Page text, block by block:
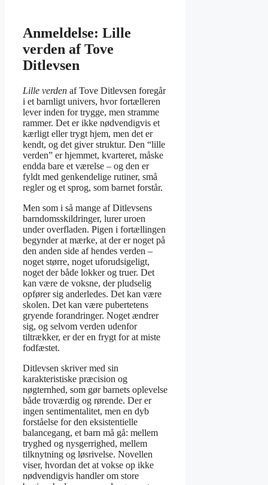
Anmeldelse: Lille
verden af Tove
Ditlevsen
Lille verden af Tove Ditlevsen foregår
i et barnligt univers, hvor fortælleren
lever inden for trygge, men stramme
rammer. Det er ikke nødvendigvis et
kærligt eller trygt hjem, men det er
kendt, og det giver struktur. Den “lille
verden” er hjemmet, kvarteret, måske
endda bare et værelse – og den er
fyldt med genkendelige rutiner, små
regler og et sprog, som barnet forstår.
Men som i så mange af Ditlevsens
barndomsskildringer, lurer uroen
under overfladen. Pigen i fortællingen
begynder at mærke, at der er noget på
den anden side af hendes verden –
noget større, noget uforudsigeligt,
noget der både lokker og truer. Det
kan være de voksne, der pludselig
opfører sig anderledes. Det kan være
skolen. Det kan være pubertetens
gryende forandringer. Noget ændrer
sig, og selvom verden udenfor
tiltrækker, er der en frygt for at miste
fodfæstet.
Ditlevsen skriver med sin
karakteristiske præcision og
nøgternhed, som gør barnets oplevelse
både troværdig og rørende. Der er
ingen sentimentalitet, men en dyb
forståelse for den eksistentielle
balancegang, et barn må gå: mellem
tryghed og nysgerrighed, mellem
tilknytning og løsrivelse. Novellen
viser, hvordan det at vokse op ikke
nødvendigvis handler om store